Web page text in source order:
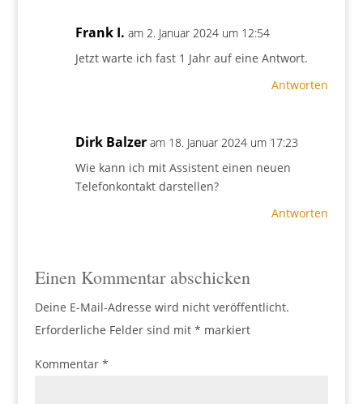
Frank I. am 2. Januar 2024 um 12:54
Jetzt warte ich fast 1 Jahr auf eine Antwort.
Antworten
Dirk Balzer am 18. Januar 2024 um 17:23
Wie kann ich mit Assistent einen neuen
Telefonkontakt darstellen?
Antworten
Einen Kommentar abschicken
Deine E-Mail-Adresse wird nicht veröffentlicht.
Erforderliche Felder sind mit * markiert
Kommentar *